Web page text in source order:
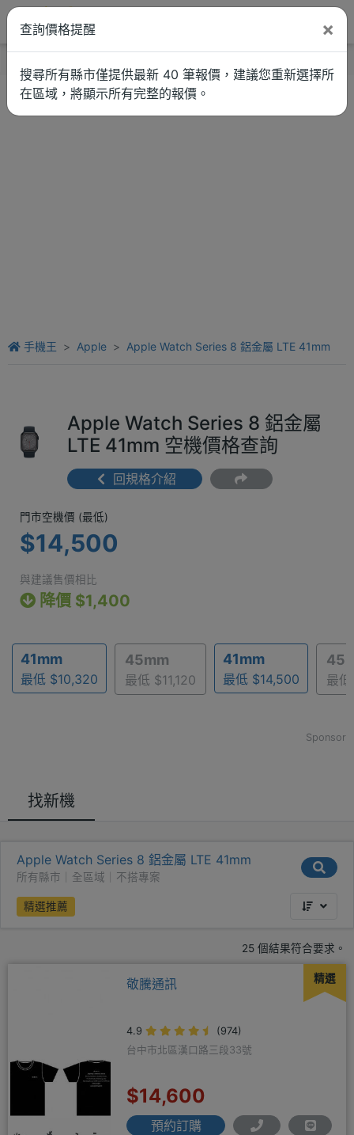
手機王 Apple Apple Watch Series 8 鋁金屬 LTE 41mm
Apple Watch Series 8 鋁金屬
LTE 41mm 空機價格查詢
回規格介紹
門市空機價 (最低) $14,500
門市空機價 (最低)
$14,500
與建議售價相比
降價 $1,400
41mm
最低 $10,320
45mm
最低 $11,120
41mm
最低 $14,500 最
Sponsor
找新機
Apple Watch Series 8 鋁金屬 LTE 41mm
所有縣市｜全區域｜不搭專案
精選推薦
25 個結果符合要求。
精選
敬騰通訊
4.9
(974)
台中市北區漢口路三段33號
$14,600
預約訂購
查詢價格提醒 ×
搜尋所有縣市僅提供最新 40 筆報價，建議您重新選擇所
在區域，將顯示所有完整的報價。